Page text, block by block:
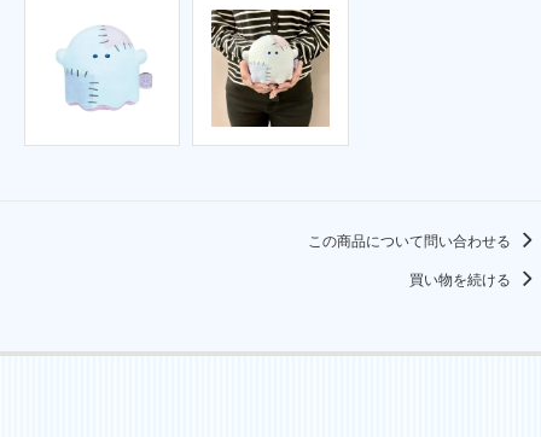
この商品について問い合わせる
買い物を続ける